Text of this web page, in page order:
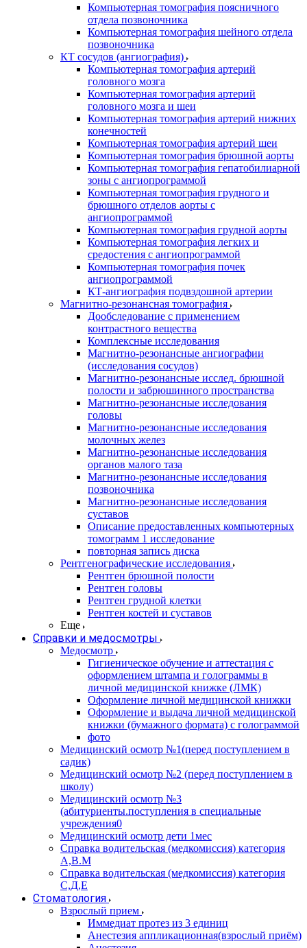
Компьютерная томография поясничного
отдела позвоночника
Компьютерная томография шейного отдела
позвоночника
КТ сосудов (ангиография)
Компьютерная томография артерий
головного мозга
Компьютерная томография артерий
головного мозга и шеи
Компьютерная томография артерий нижних
конечностей
Компьютерная томография артерий шеи
Компьютерная томография брюшной аорты
Компьютерная томография гепатобилиарной
зоны с ангиопрограммой
Компьютерная томография грудного и
брюшного отделов аорты с
ангиопрограммой
Компьютерная томография грудной аорты
Компьютерная томография легких и
средостения с ангиопрограммой
Компьютерная томография почек
ангиопрограммой
КТ-ангиография подвздошной артерии
Магнитно-резонансная томография
Дообследование с применением
контрастного вещества
Комплексные исследования
Магнитно-резонансные ангиографии
(исследования сосудов)
Магнитно-резонансные исслед. брюшной
полости и забрюшинного пространства
Магнитно-резонансные исследования
головы
Магнитно-резонансные исследования
молочных желез
Магнитно-резонансные исследования
органов малого таза
Магнитно-резонансные исследования
позвоночника
Магнитно-резонансные исследования
суставов
Описание предоставленных компьютерных
томограмм 1 исследование
повторная запись диска
Рентгенографические исследования
Рентген брюшной полости
Рентген головы
Рентген грудной клетки
Рентген костей и суставов
Еще
Справки и медосмотры
Медосмотр
Гигиеническое обучение и аттестация с
оформлением штампа и голограммы в
личной медицинской книжке (ЛМК)
Оформление личной медицинской книжки
Оформление и выдача личной медицинской
книжки (бумажного формата) с голограммой
фото
Медицинский осмотр №1(перед поступлением в
садик)
Медицинский осмотр №2 (перед поступлением в
школу)
Медицинский осмотр №3
(абитуриенты.поступления в специальные
учреждения0
Медицинский осмотр дети 1мес
Справка водительская (медкомиссия) категория
А,В.М
Справка водительская (медкомиссия) категория
С,Д,Е
Стоматология
Взрослый прием
Иммедиат протез из 3 единиц
Анестезия аппликационная(взрослый приём)